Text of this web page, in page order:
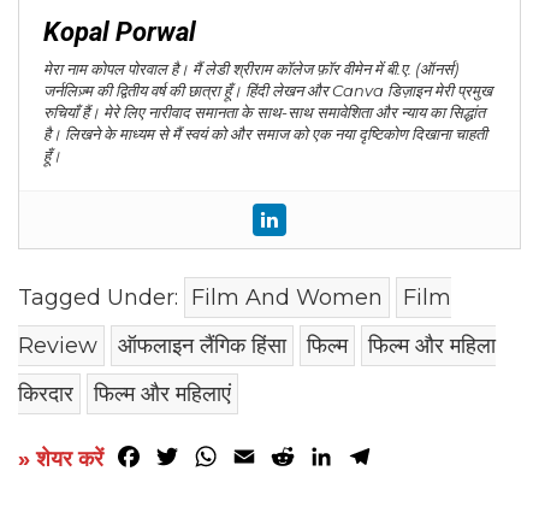
Kopal Porwal
मेरा नाम कोपल पोरवाल है। मैं लेडी श्रीराम कॉलेज फ़ॉर वीमेन में बी.ए. (ऑनर्स)
जर्नलिज़्म की द्वितीय वर्ष की छात्रा हूँ। हिंदी लेखन और Canva डिज़ाइन मेरी प्रमुख
रुचियाँ हैं। मेरे लिए नारीवाद समानता के साथ-साथ समावेशिता और न्याय का सिद्धांत
है। लिखने के माध्यम से मैं स्वयं को और समाज को एक नया दृष्टिकोण दिखाना चाहती
हूँ।
Tagged Under: Film And Women
Film
Review
ऑफलाइन लैंगिक हिंसा फिल्म
फिल्म और महिला
किरदार
फिल्म और महिलाएं
» शेयर करें Facebook
TwitterWhatsApp
Email RedditLinkedIn